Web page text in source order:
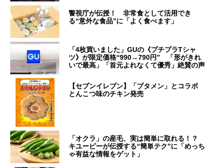
警視庁が伝授！ 非常食として活用でき
る“意外な食品”に「よく食べます」
「4枚買いました」GUの《プチプラTシャ
ツ》が限定価格“990→790円” 「形がきれ
いで最高」「首元よれなくて優秀」絶賛の声
【セブンイレブン】「ブタメン」とコラボ
とんこつ味のチキン発売
「オクラ」の産毛、実は簡単に取れる！？
キユーピーが伝授する“簡単テク”に「めっち
ゃ有益な情報をゲット」